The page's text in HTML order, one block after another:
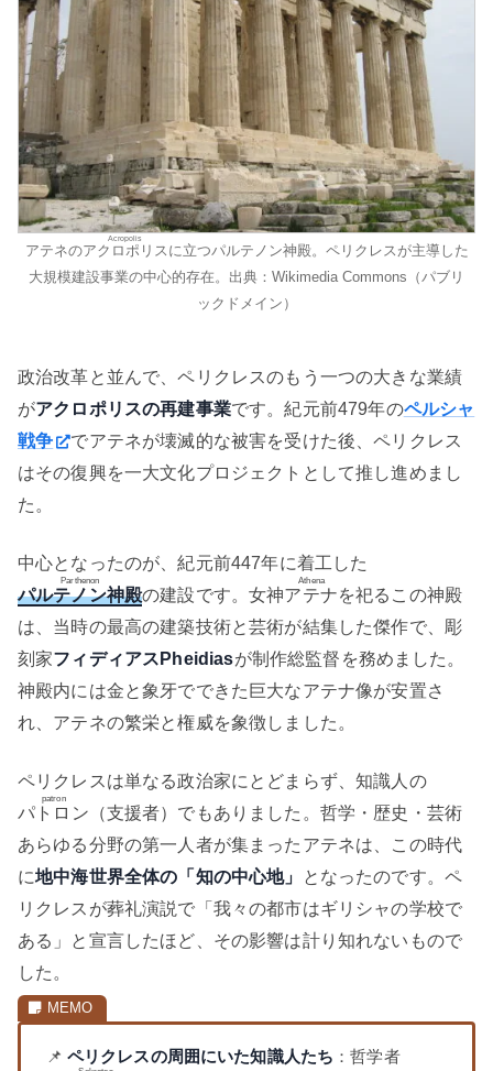
アテネのアクロポリス
Acropolis
に立つパルテノン神殿。ペリクレスが主導した
大規模建設事業の中心的存在。出典：Wikimedia Commons（パブリ
ックドメイン）
政治改革と並んで、ペリクレスのもう一つの大きな業績
がアクロポリスの再建事業です。紀元前479年のペルシャ
戦争
でアテネが壊滅的な被害を受けた後、ペリクレス
はその復興を一大文化プロジェクトとして推し進めまし
た。
中心となったのが、紀元前447年に着工した
パルテノン神殿
Parthenon
の建設です。女神アテナ
Athena
を祀るこの神殿
は、当時の最高の建築技術と芸術が結集した傑作で、彫
刻家フィディアス Pheidiasが制作総監督を務めました。
神殿内には金と象牙でできた巨大なアテナ像が安置さ
れ、アテネの繁栄と権威を象徴しました。
ペリクレスは単なる政治家にとどまらず、知識人の
パトロン
patron
（支援者）でもありました。哲学・歴史・芸術
あらゆる分野の第一人者が集まったアテネは、この時代
に地中海世界全体の「知の中心地」
となったのです。ペ
リクレスが葬礼演説で「我々の都市はギリシャの学校で
ある」と宣言したほど、その影響は計り知れないもので
した。
📌 ペリクレスの周囲にいた知識人たち ：哲学者